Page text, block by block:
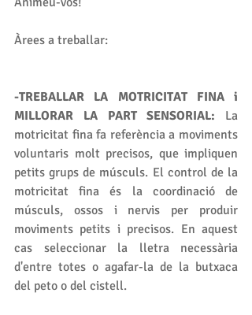
Àrees a treballar:
-TREBALLAR LA MOTRICITAT FINA i
MILLORAR LA PART SENSORIAL: La
motricitat fina fa referència a moviments
voluntaris molt precisos, que impliquen
petits grups de músculs. El control de la
motricitat fina és la coordinació de
músculs, ossos i nervis per produir
moviments petits i precisos. En aquest
cas seleccionar la lletra necessària
d'entre totes o agafar-la de la butxaca
del peto o del cistell.